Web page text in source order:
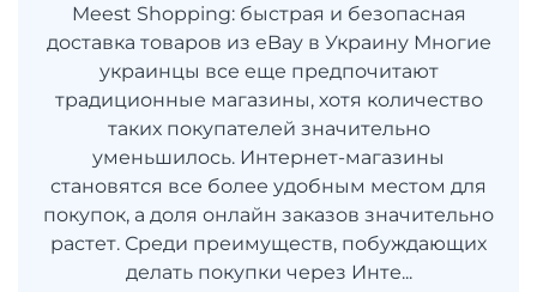
Meest Shopping: быстрая и безопасная
доставка товаров из eBay в Украину Многие
украинцы все еще предпочитают
традиционные магазины, хотя количество
таких покупателей значительно
уменьшилось. Интернет-магазины
становятся все более удобным местом для
покупок, а доля онлайн заказов значительно
растет. Среди преимуществ, побуждающих
делать покупки через Инте...